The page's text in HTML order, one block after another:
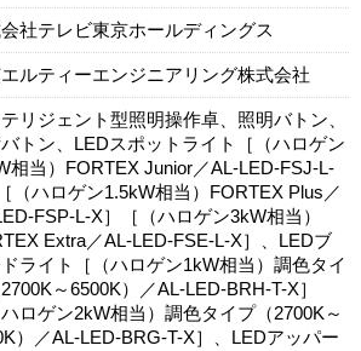
社テレビ東京ホールディングス
ルティーエンジニアリング株式会社
リジェント型照明操作卓、照明バトン、
トン、LEDスポットライト［（ハロゲン
相当）FORTEX Junior／AL-LED-FSJ-L-
（ハロゲン1.5kW相当）FORTEX Plus／
FSP-L-X］［（ハロゲン3kW相当）
Extra／AL-LED-FSE-L-X］、LEDブ
ライト［（ハロゲン1kW相当）調色タイ
～6500K）／AL-LED-BRH-T-X］
ハロゲン2kW相当）調色タイプ（2700K～
）／AL-LED-BRG-T-X］、LEDアッパー